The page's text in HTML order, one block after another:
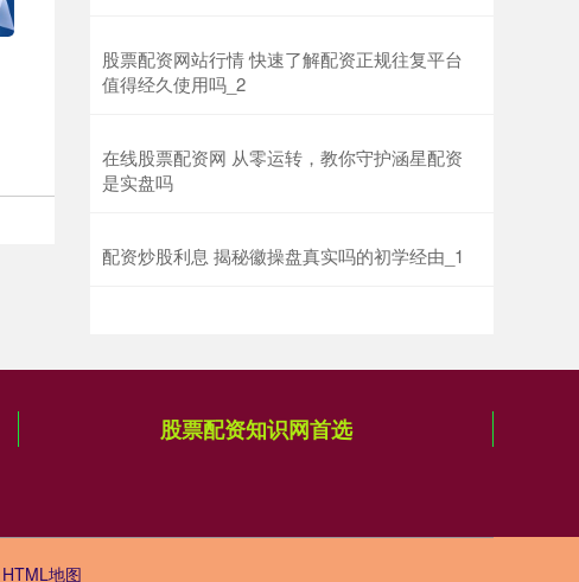
沪深300 4694.44
股票配资网站行情 快速了解配资正规往复平台
值得经久使用吗_2
在线股票配资网 从零运转，教你守护涵星配资
是实盘吗
配资炒股利息 揭秘徽操盘真实吗的初学经由_1
股票配资知识网首选
HTML地图